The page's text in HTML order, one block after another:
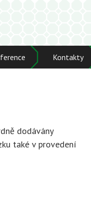
Kontakty
dodávány
také v provedení